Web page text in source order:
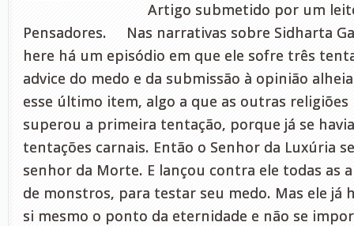
Artigo submetido por um
Pensadores. Nas narrativas sobre Sidharta
here há um episódio em que ele sofre três
advice do medo e da submissão à opinião
esse último item, algo a que as outras religiões
superou a primeira tentação, porque já se
tentações carnais. Então o Senhor da Luxúria
senhor da Morte. E lançou contra ele todas as
de monstros, para testar seu medo. Mas ele já
si mesmo o ponto da eternidade e não se